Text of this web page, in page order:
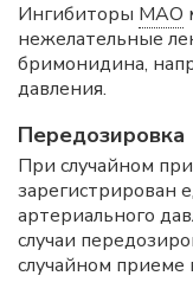
Ингибиторы МАО
нежелательные
бримонидина,
давления.
Передозировка
При случайном
зарегистрирован
артериального
случаи
случайном приеме